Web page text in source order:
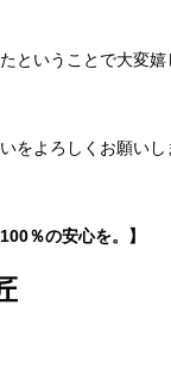
ということで大変嬉
をよろしくお願いし
％の安心を。】